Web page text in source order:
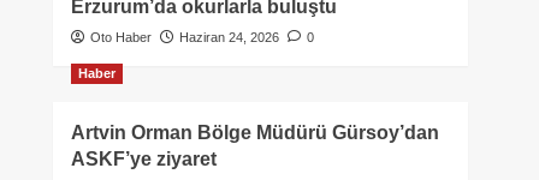
Erzurum’da okurlarla buluştu
Oto Haber Haziran 24, 2026 0
Haber
Artvin Orman Bölge Müdürü Gürsoy’dan
ASKF’ye ziyaret